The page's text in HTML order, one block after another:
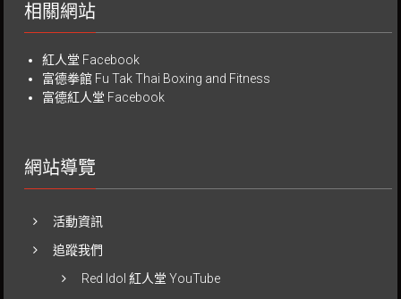
相關網站
紅人堂 Facebook
富德拳館 Fu Tak Thai Boxing and Fitness
富德紅人堂 Facebook
網站導覽
活動資訊
追蹤我們
Red Idol 紅人堂 YouTube